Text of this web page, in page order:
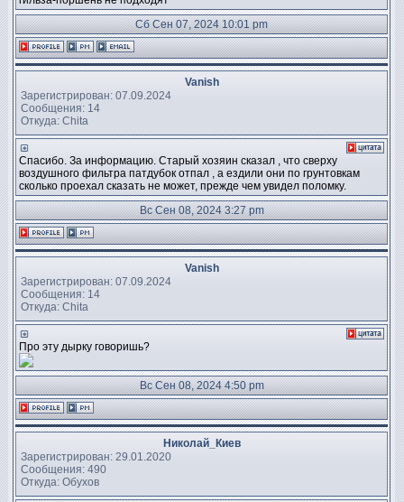
Сб Сен 07, 2024 10:01 pm
Vanish
Зарегистрирован: 07.09.2024
Сообщения: 14
Откуда: Chita
Спасибо. За информацию. Старый хозяин сказал , что сверху
воздушного фильтра патдубок отпал , а ездили они по грунтовкам
сколько проехал сказать не может, прежде чем увидел поломку.
Вс Сен 08, 2024 3:27 pm
Vanish
Зарегистрирован: 07.09.2024
Сообщения: 14
Откуда: Chita
Про эту дырку говоришь?
Вс Сен 08, 2024 4:50 pm
Николай_Киев
Зарегистрирован: 29.01.2020
Сообщения: 490
Откуда: Обухов